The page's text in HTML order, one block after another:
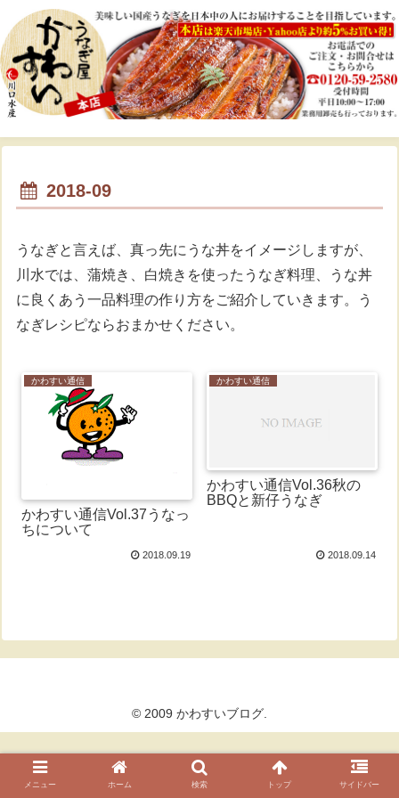
2018-09
うなぎと言えば、真っ先にうな丼をイメージしますが、
川水では、蒲焼き、白焼きを使ったうなぎ料理、うな丼
に良くあう一品料理の作り方をご紹介していきます。う
なぎレシピならおまかせください。
かわすい通信
かわすい通信Vol.37うなっ
ちについて
2018.09.19
かわすい通信
かわすい通信Vol.36秋の
BBQと新仔うなぎ
2018.09.14
© 2009 かわすいブログ.
メニュー ホーム 検索 トップ サイドバー